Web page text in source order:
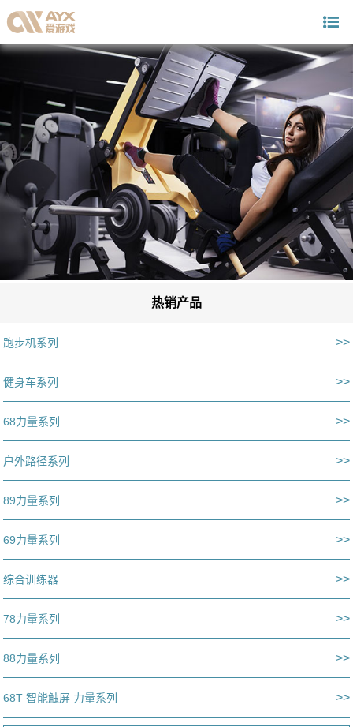
热销产品
跑步机系列 >>
健身车系列 >>
68力量系列 >>
户外路径系列 >>
89力量系列 >>
69力量系列 >>
综合训练器 >>
78力量系列 >>
88力量系列 >>
68T 智能触屏 力量系列 >>